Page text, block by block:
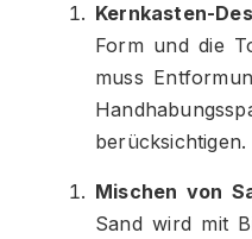
Kernkasten-
Form und die
muss
berücksichtigen.
Mischen von
Sand wird mit